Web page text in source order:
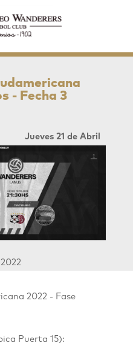
- Fecha 3
Jueves 21 de Abril
2022 - Fase
Puerta 15):